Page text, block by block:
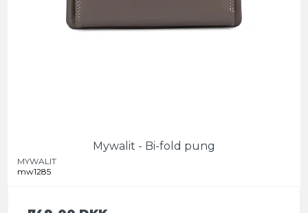
Mywalit - Bi-fold pung
MYWALIT
mw1285